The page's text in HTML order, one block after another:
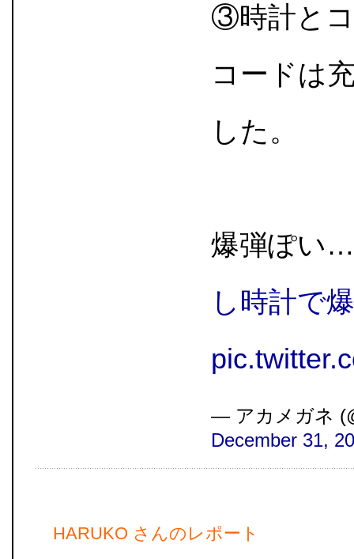
③時計と
コードは
した。
爆弾ぽい
し時計で
— アカメガネ
December 31,
HARUKO さんのレポート